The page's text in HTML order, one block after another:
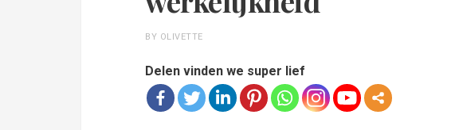
BY OLIVETTE
Delen vinden we super lief